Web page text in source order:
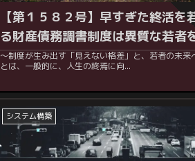
【第１５８２号】早すぎた終活を
る財産債務調書制度は異質な若者
～制度が生み出す「見えない格差」と、若者の未来へ
とは、一般的に、人生の終焉に向...
システム構築